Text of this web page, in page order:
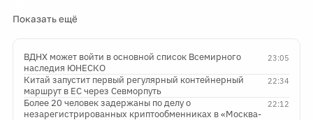
Показать ещё
23:05
ВДНХ может войти в основной список Всемирного
наследия ЮНЕСКО
22:34
Китай запустит первый регулярный контейнерный
маршрут в ЕС через Севморпуть
22:12
Более 20 человек задержаны по делу о
незарегистрированных криптообменниках в «Москва-